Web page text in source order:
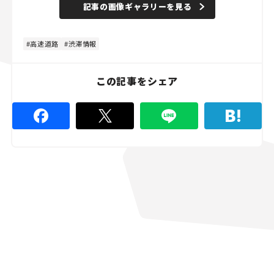
記事の画像ギャラリーを見る
高速道路 渋滞情報
この記事をシェア